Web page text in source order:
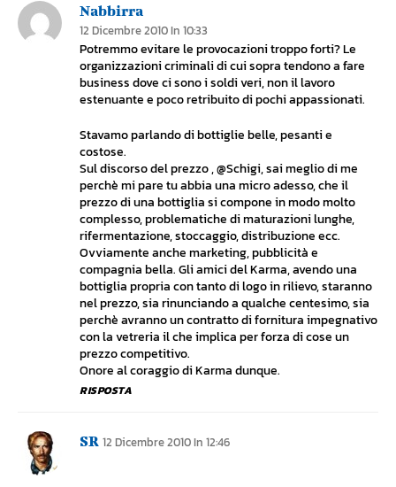
Nabbirra
12 Dicembre 2010 In 10:33
Potremmo evitare le provocazioni troppo forti? Le
organizzazioni criminali di cui sopra tendono a fare
business dove ci sono i soldi veri, non il lavoro
estenuante e poco retribuito di pochi appassionati.
Stavamo parlando di bottiglie belle, pesanti e
costose.
Sul discorso del prezzo , @Schigi, sai meglio di me
perchè mi pare tu abbia una micro adesso, che il
prezzo di una bottiglia si compone in modo molto
complesso, problematiche di maturazioni lunghe,
rifermentazione, stoccaggio, distribuzione ecc.
Ovviamente anche marketing, pubblicità e
compagnia bella. Gli amici del Karma, avendo una
bottiglia propria con tanto di logo in rilievo, staranno
nel prezzo, sia rinunciando a qualche centesimo, sia
perchè avranno un contratto di fornitura impegnativo
con la vetreria il che implica per forza di cose un
prezzo competitivo.
Onore al coraggio di Karma dunque.
RISPOSTA
SR 12 Dicembre 2010 In 12:46